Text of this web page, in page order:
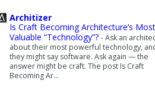
Architizer
Is Craft Becoming Architecture’s Most
Valuable “Technology”? -Ask an
about their most powerful technology,
they might say software. Ask again — the
answer might be craft. The post Is Craft
Becoming Ar...